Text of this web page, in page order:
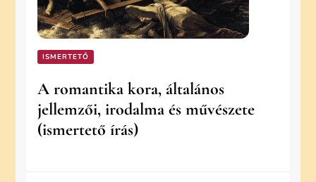
ISMERTETŐ
A romantika kora, általános
jellemzői, irodalma és művészete
(ismertető írás)